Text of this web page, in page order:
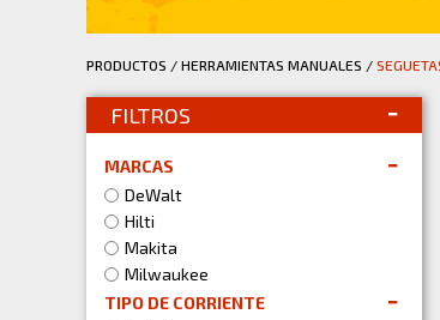
PRODUCTOS / HERRAMIENTAS MANUALES /
FILTROS
MARCAS
DeWalt
Hilti
Makita
Milwaukee
TIPO DE CORRIENTE